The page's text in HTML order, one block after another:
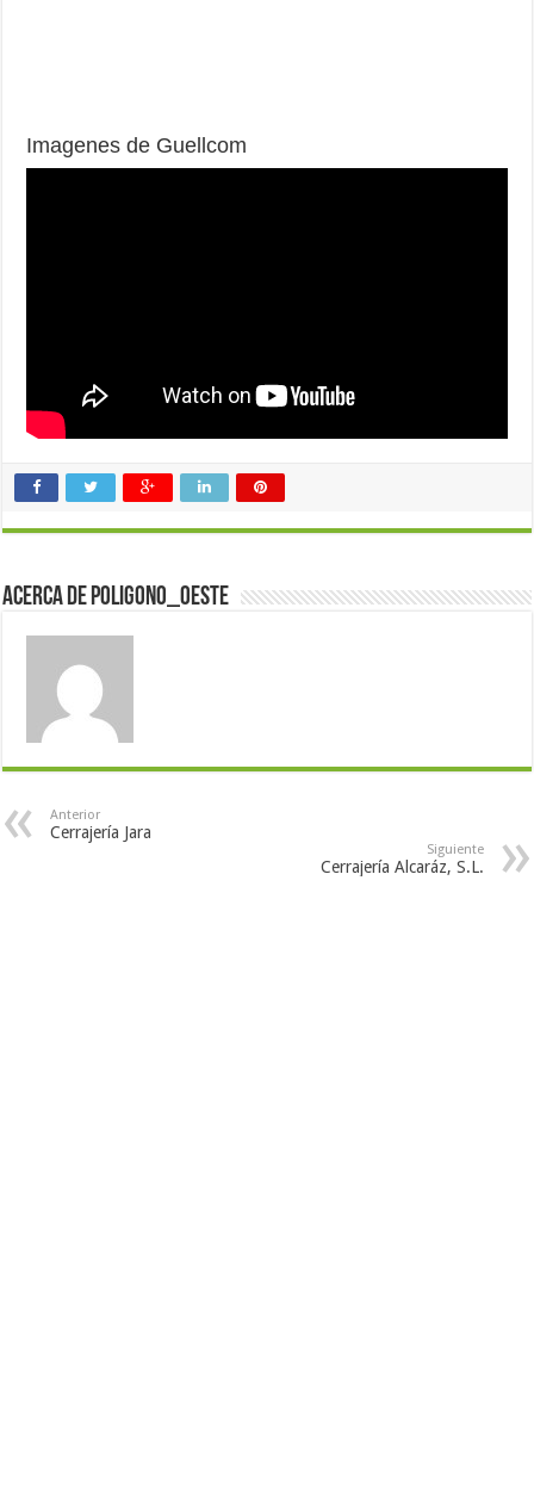
Imagenes de Guellcom
Acerca de poligono_oeste
Anterior
Cerrajería Jara
Siguiente
Cerrajería Alcaráz, S.L.